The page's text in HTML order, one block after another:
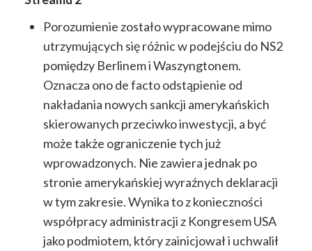
Porozumienie zostało wypracowane mimo
utrzymujących się różnic w podejściu do NS2
pomiędzy Berlinem i Waszyngtonem.
Oznacza ono de facto odstąpienie od
nakładania nowych sankcji amerykańskich
skierowanych przeciwko inwestycji, a być
może także ograniczenie tych już
wprowadzonych. Nie zawiera jednak po
stronie amerykańskiej wyraźnych deklaracji
w tym zakresie. Wynika to z konieczności
współpracy administracji z Kongresem USA
jako podmiotem, który zainicjował i uchwalił